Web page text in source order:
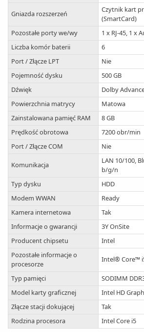
Gniazda rozszerzeń
Czytnik kart
(SmartCard)
Pozostałe porty we/wy
1 x RJ-45, 1 x
Liczba komór baterii
6
Port / Złącze LPT
Nie
Pojemność dysku
500 GB
Dźwięk
Dolby
Powierzchnia matrycy
Matowa
Zainstalowana pamięć RAM
8 GB
Prędkość obrotowa
7200 obr/min
Port / Złącze COM
Nie
Komunikacja
LAN 10/100,
b/g/n
Typ dysku
HDD
Modem WWAN
Ready
Kamera internetowa
Tak
Informacje o gwarancji
3Y OnSite
Producent chipsetu
Intel
Pozostałe informacje o
procesorze
Intel® Core™
Typ pamięci
SODIMM
Model karty graficznej
Intel HD
Złącze stacji dokującej
Tak
Rodzina procesora
Intel Core i5